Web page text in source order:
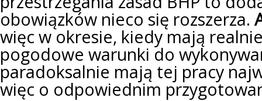
obowiązków nieco się rozszerza.
więc w okresie, kiedy mają
pogodowe warunki do
paradoksalnie mają tej pracy
więc o odpowiednim